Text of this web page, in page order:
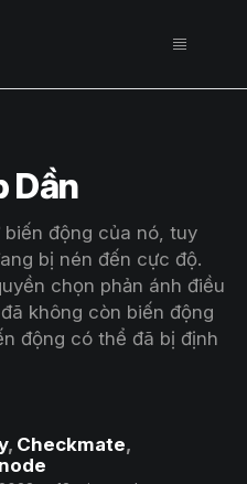
Dần
động của nó, tuy
bị nén đến cực độ.
chọn phản ánh điều
không còn biến động
động có thể đã bị định
, Checkmate,